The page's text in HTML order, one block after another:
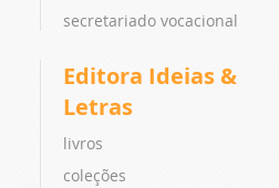
secretariado vocacional
Editora Ideias &
Letras
livros
coleções